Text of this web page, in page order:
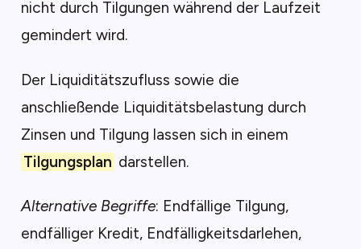
nicht durch Tilgungen während der Laufzeit
gemindert wird.
Der Liquiditätszufluss sowie die
anschließende Liquiditätsbelastung durch
Zinsen und Tilgung lassen sich in einem
Tilgungsplan darstellen.
Alternative Begriffe: Endfällige Tilgung,
endfälliger Kredit, Endfälligkeitsdarlehen,